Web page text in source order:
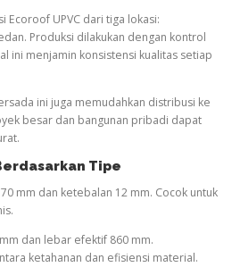
Ecoroof UPVC dari tiga lokasi:
Produksi dilakukan dengan kontrol
ini menjamin konsistensi kualitas setiap
ini juga memudahkan distribusi ke
besar dan bangunan pribadi dapat
Tipe
mm dan ketebalan 12 mm. Cocok untuk
dan lebar efektif 860 mm.
ketahanan dan efisiensi material.